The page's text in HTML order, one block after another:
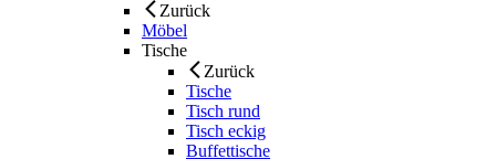
Zurück
Möbel
Tische
Zurück
Tische
Tisch rund
Tisch eckig
Buffettische